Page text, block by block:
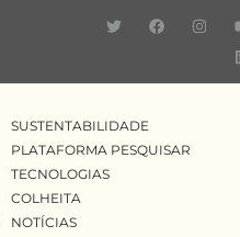
SUSTENTABILIDADE
PLATAFORMA PESQUISAR
TECNOLOGIAS
COLHEITA
NOTÍCIAS